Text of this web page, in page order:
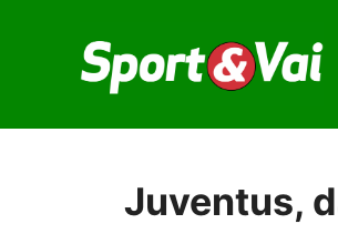
contenuto
Juventus,